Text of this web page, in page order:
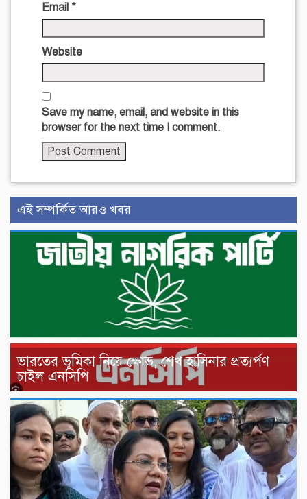
Email *
Website
Save my name, email, and website in this
browser for the next time I comment.
এই সম্পর্কিত আরও খবর
ভারতের ভূমিকা নিয়ে ক্ষোভ, শেখ হাসিনার প্রত্যর্পণ
চাইল এনসিপি